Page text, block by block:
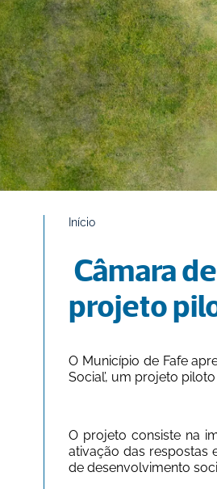
Início
projeto
O Município de Fafe
Social’, um projeto
O projeto consiste na
ativação das respostas
de desenvolvimento